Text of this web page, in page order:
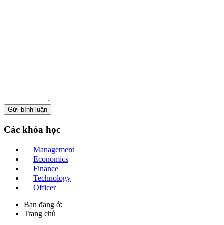
Các khóa học
Management
Economics
Finance
Technology
Officer
Bạn đang ở:
Trang chủ